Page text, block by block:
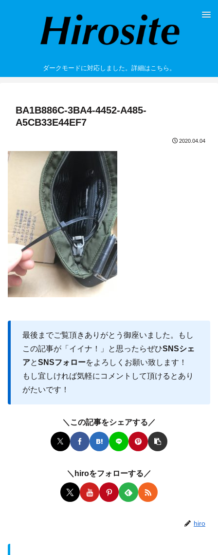
ダークモードに対応しました。詳細はこちら。
BA1B886C-3BA4-4452-A485-
A5CB33E44EF7
2020.04.04
最後までご覧頂きありがとう御座いました。もし
この記事が「イイナ！」と思ったらぜひSNSシェ
アとSNSフォローをよろしくお願い致します！
もし宜しければ気軽にコメントして頂けるとあり
がたいです！
＼この記事をシェアする／
＼hiroをフォローする／
hiro